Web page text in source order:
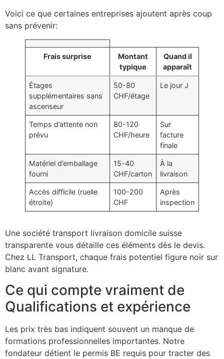
Voici ce que certaines entreprises ajoutent après coup
sans prévenir:
Frais surprise
Montant
typique
Quand il
apparaît
Étages
supplémentaires sans
ascenseur
50-80
CHF/étage
Le jour J
Temps d’attente non
prévu
80-120
CHF/heure
Sur
facture
finale
Matériel d’emballage
fourni
15-40
CHF/carton
À la
livraison
Accès difficile (ruelle
étroite)
100-200
CHF
Après
inspection
Une société transport livraison domicile suisse
transparente vous détaille ces éléments dès le devis.
Chez LL Transport, chaque frais potentiel figure noir sur
blanc avant signature.
Ce qui compte vraiment de
Qualifications et expérience
Les prix très bas indiquent souvent un manque de
formations professionnelles importantes. Notre
fondateur détient le permis BE requis pour tracter des